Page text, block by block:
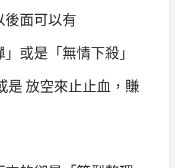
後面可以有
」或是「無情下殺」
是 放空來止止血，賺